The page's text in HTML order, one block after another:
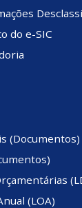
do e-SIC
(Documentos)
(LOA)